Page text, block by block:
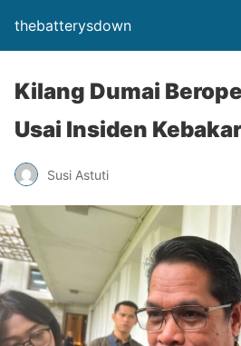
thebatterysdown
Kilang Dumai
Usai Insiden
Susi Astuti